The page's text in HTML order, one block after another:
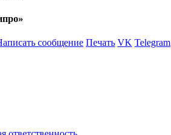
сообщение Печать VK Telegram